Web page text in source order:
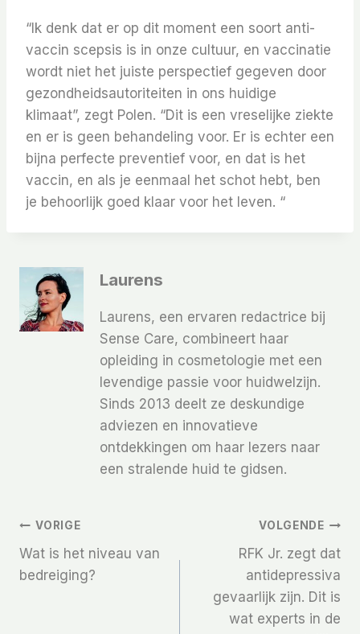
“Ik denk dat er op dit moment een soort anti-
vaccin scepsis is in onze cultuur, en vaccinatie
wordt niet het juiste perspectief gegeven door
gezondheidsautoriteiten in ons huidige
klimaat”, zegt Polen. “Dit is een vreselijke ziekte
en er is geen behandeling voor. Er is echter een
bijna perfecte preventief voor, en dat is het
vaccin, en als je eenmaal het schot hebt, ben
je behoorlijk goed klaar voor het leven. “
Laurens
Laurens, een ervaren redactrice bij
Sense Care, combineert haar
opleiding in cosmetologie met een
levendige passie voor huidwelzijn.
Sinds 2013 deelt ze deskundige
adviezen en innovatieve
ontdekkingen om haar lezers naar
een stralende huid te gidsen.
Bericht
Navigatie
VORIGE
Wat is het niveau van
bedreiging?
VOLGENDE
RFK Jr. zegt dat
antidepressiva
gevaarlijk zijn. Dit is
wat experts in de